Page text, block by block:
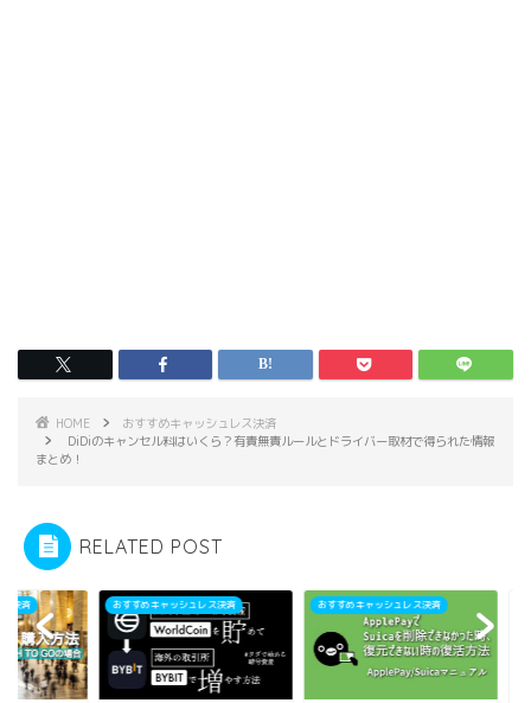
HOME
おすすめキャッシュレス決済
DiDiのキャンセル料はいくら？有責無責ルールとドライバー取材で得られた情報
まとめ！
RELATED POST
めキャッシュレス決済 おすすめキャッシュレス決済 おすすめキャッシュレス決済